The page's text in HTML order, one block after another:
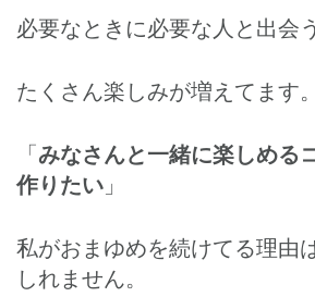
必要なときに必要な人と出会
たくさん楽しみが増えてます。
「みなさんと一緒に楽しめる
作りたい 」
私がおまゆめを続けてる理由
しれません。